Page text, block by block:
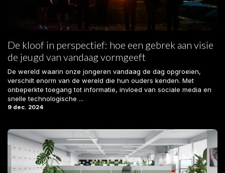
De kloof in perspectief: hoe een gebrek aan visie
de jeugd van vandaag vormgeeft
De wereld waarin onze jongeren vandaag de dag opgroeien,
verschilt enorm van de wereld die hun ouders kenden. Met
onbeperkte toegang tot informatie, invloed van sociale media en
snelle technologische ...
9 dec. 2024